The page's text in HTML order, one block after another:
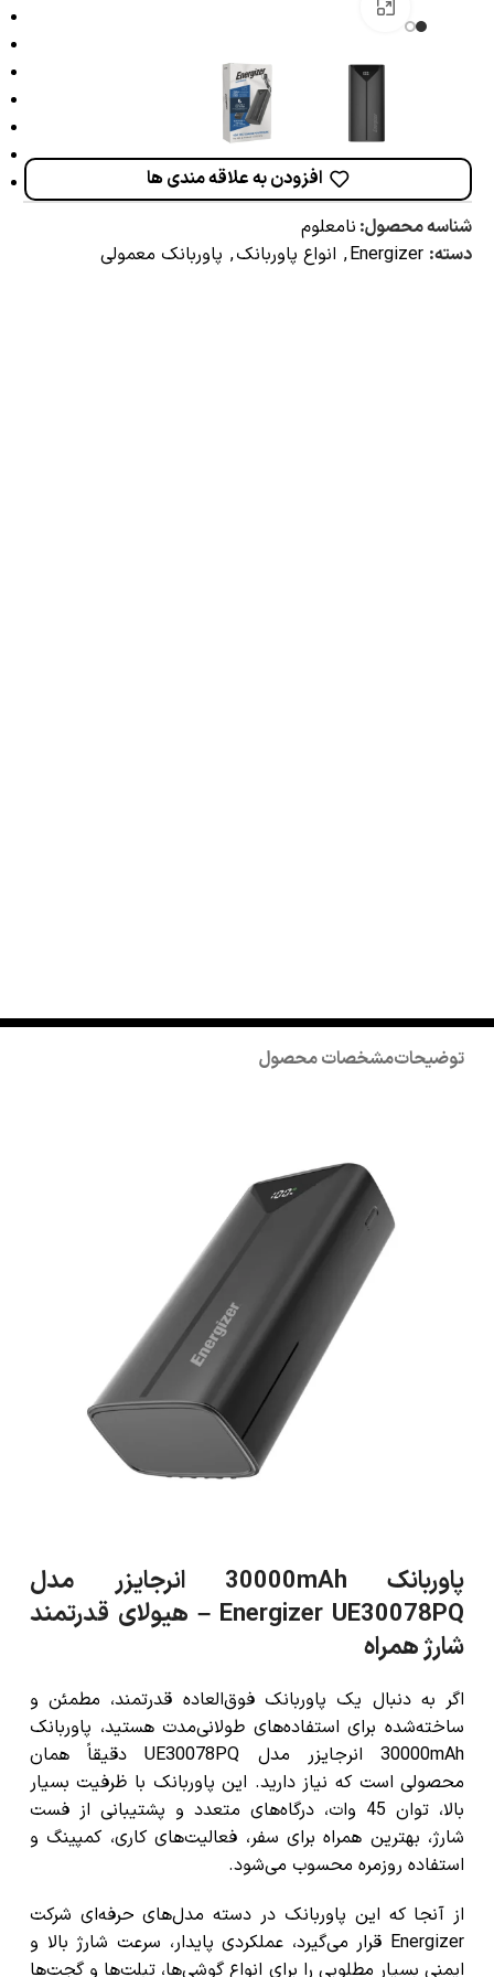
افزودن به علاقه مندی ها
شناسه محصول: نامعلوم
دسته: Energizer
, انواع پاوربانک, پاوربانک معمولی
توضیحاتمشخصات محصول
پاوربانک 30000mAh انرجایزر مدل
Energizer UE30078PQ – هیولای قدرتمند
شارژ همراه
اگر به دنبال یک پاوربانک فوق‌العاده قدرتمند، مطمئن و
ساخته‌شده برای استفاده‌های طولانی‌مدت هستید، پاوربانک
30000mAh انرجایزر مدل UE30078PQ
دقیقاً همان
محصولی است که نیاز دارید. این پاوربانک با ظرفیت بسیار
بالا، توان 45 وات، درگاه‌های متعدد و پشتیبانی از فست
شارژ، بهترین همراه برای سفر، فعالیت‌های کاری، کمپینگ و
استفاده روزمره محسوب می‌شود.
از آنجا که این پاوربانک در دسته مدل‌های حرفه‌ای شرکت
Energizer قرار می‌گیرد، عملکردی پایدار، سرعت شارژ بالا و
ایمنی بسیار مطلوبی را برای انواع گوشی‌ها، تبلت‌ها و گجت‌ها